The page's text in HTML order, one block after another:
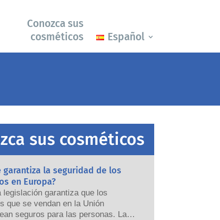
Conozca sus
cosméticos
Español
sus cosméticos
garantiza la seguridad de los
en Europa?
legislación garantiza que los
que se vendan en la Unión
seguros para las personas. Las